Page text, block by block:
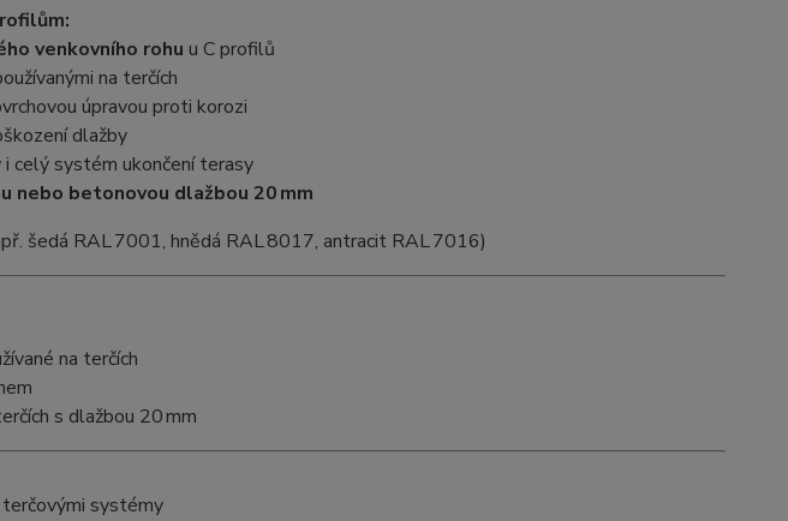
venkovního rohu u C profilů
na terčích
úpravou proti korozi
dlažby
celý systém ukončení terasy
nebo betonovou dlažbou 20 mm
šedá RAL 7001, hnědá RAL 8017, antracit RAL 7016)
na terčích
s dlažbou 20 mm
terčovými systémy